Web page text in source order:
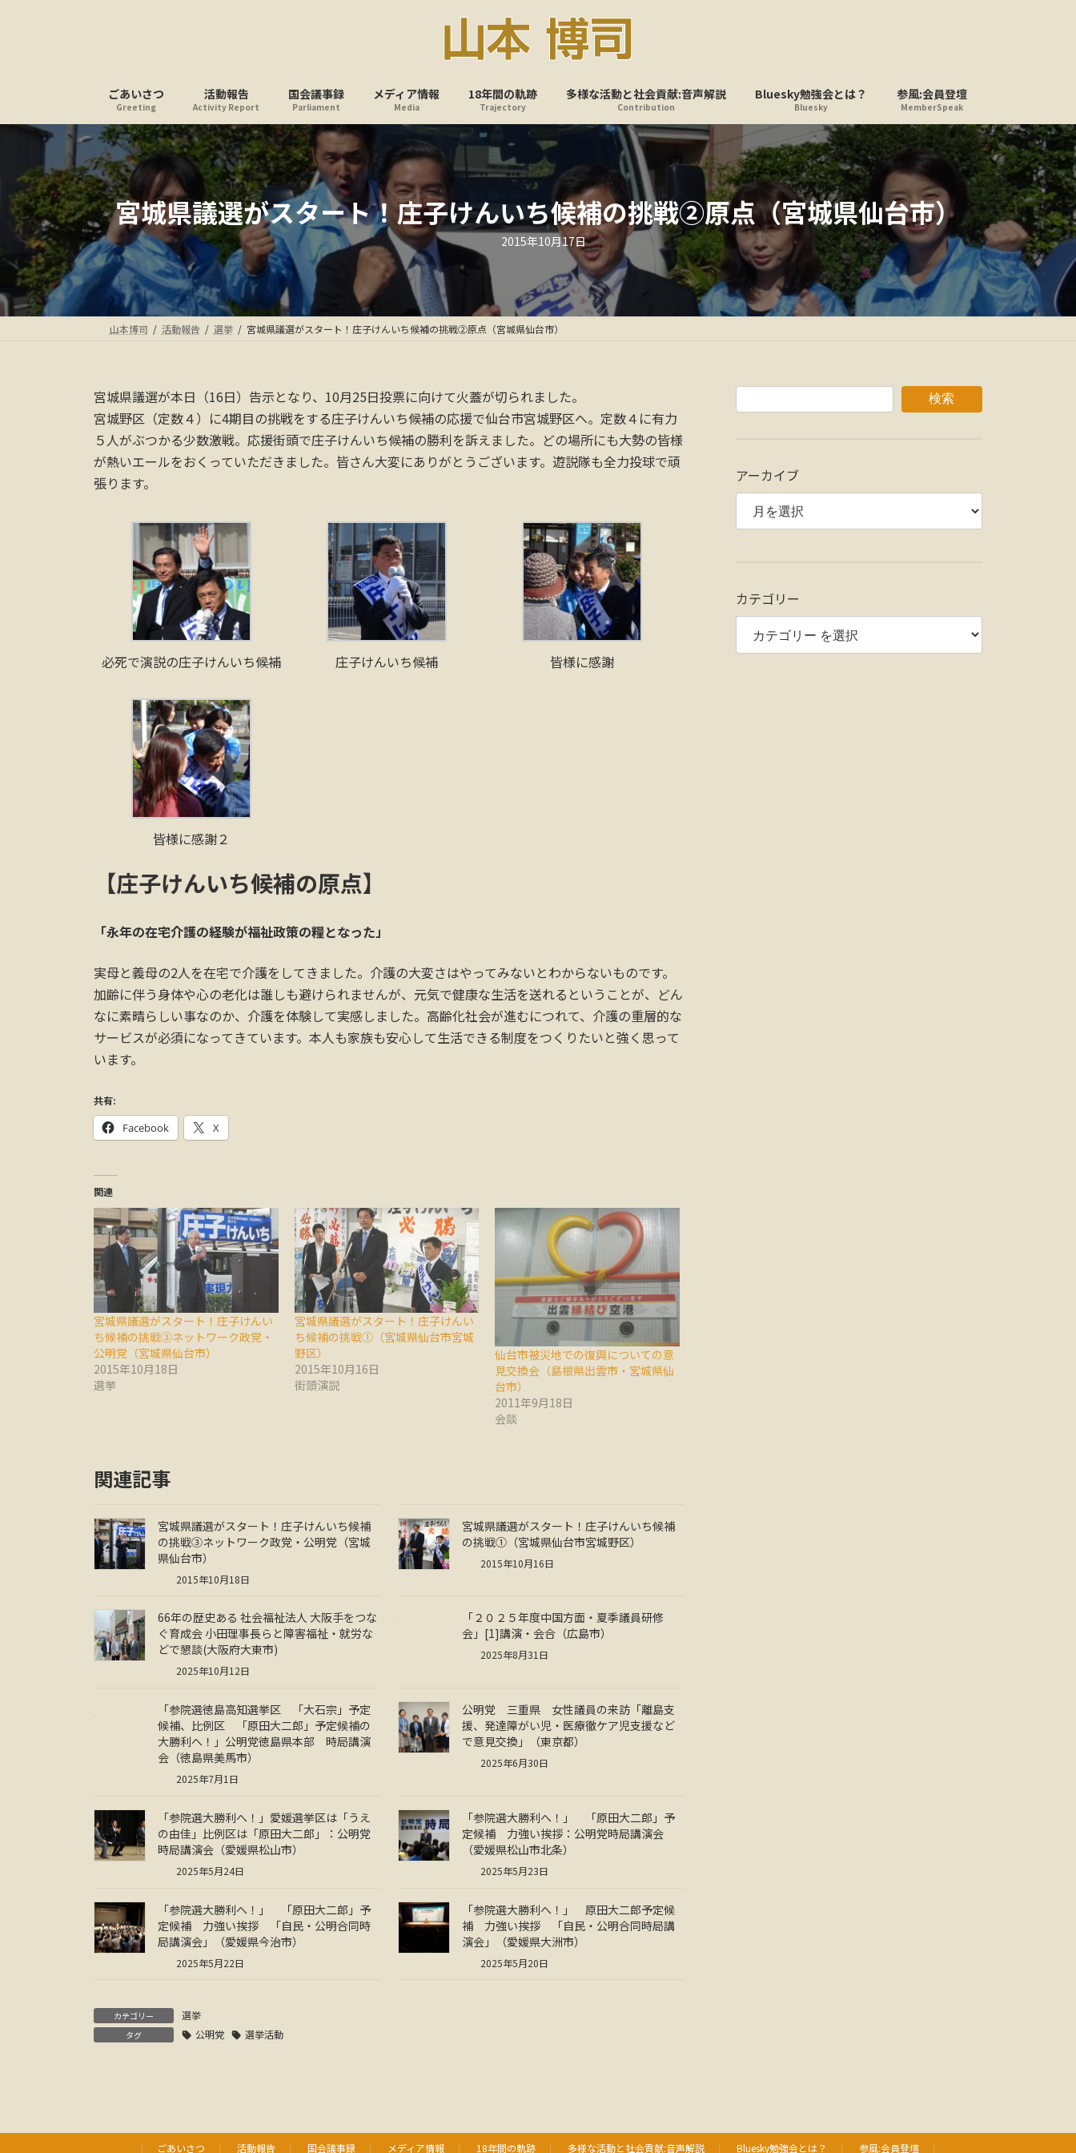
ス
ン
ごあいさつ
Greeting
活動報告
Activity Report
国会議事録
Parliament
メディア情報
Media
18年間の軌跡
Trajectory
多様な活動と社会貢献:音声解説
Contribution
Bluesky勉強会とは？
Bluesky
参風:会員登壇
MemberSpeak
宮城県議選がスタート！庄子けんいち候補の挑戦②原点（宮城県仙台市）
最
終
:
2015年10月17日
山本博司 活動報告 選挙 宮城県議選がスタート！庄子けんいち候補の挑戦②原点（宮城県仙台市）
宮城県議選が本日（16日）告示となり、10月25日投票に向けて火蓋が切られました。
宮城野区（定数４）に4期目の挑戦をする庄子けんいち候補の応援で仙台市宮城野区へ。定数４に有力
５人がぶつかる少数激戦。応援街頭で庄子けんいち候補の勝利を訴えました。どの場所にも大勢の皆様
が熱いエールをおくっていただきました。皆さん大変にありがとうございます。遊説隊も全力投球で頑
張ります。
必死で演説の庄子けんいち候補 庄子けんいち候補 皆様に感謝
皆様に感謝２
【庄子けんいち候補の原点】
「永年の在宅介護の経験が福祉政策の糧となった」
実母と義母の2人を在宅で介護をしてきました。介護の大変さはやってみないとわからないものです。
加齢に伴う身体や心の老化は誰しも避けられませんが、元気で健康な生活を送れるということが、どん
なに素晴らしい事なのか、介護を体験して実感しました。高齢化社会が進むにつれて、介護の重層的な
サービスが必須になってきています。本人も家族も安心して生活できる制度をつくりたいと強く思って
います。
共有:
Facebook X
関連
宮城県議選がスタート！庄子けんい
ち候補の挑戦③ネットワーク政党・
公明党（宮城県仙台市）
2015年10月18日
選挙
宮城県議選がスタート！庄子けんい
ち候補の挑戦①（宮城県仙台市宮城
野区）
2015年10月16日
街頭演説
仙台市被災地での復興についての意
見交換会（島根県出雲市・宮城県仙
台市）
2011年9月18日
会談
関連記事
宮城県議選がスタート！庄子けんいち候補
の挑戦③ネットワーク政党・公明党（宮城
県仙台市）
2015年10月18日
宮城県議選がスタート！庄子けんいち候補
の挑戦①（宮城県仙台市宮城野区）
2015年10月16日
66年の歴史ある 社会福祉法人 大阪手をつな
ぐ育成会 小田理事長らと障害福祉・就労な
どで懇談(大阪府大東市)
2025年10月12日
「２０２５年度中国方面・夏季議員研修
会」[1]講演・会合（広島市）
2025年8月31日
「参院選徳島高知選挙区 「大石宗」予定
候補、比例区 「原田大二郎」予定候補の
大勝利へ！」公明党徳島県本部 時局講演
会（徳島県美馬市）
2025年7月1日
公明党 三重県 女性議員の来訪「離島支
援、発達障がい児・医療徹ケア児支援など
で意見交換」（東京都）
2025年6月30日
「参院選大勝利へ！」愛媛選挙区は「うえ
の由佳」比例区は「原田大二郎」：公明党
時局講演会（愛媛県松山市）
2025年5月24日
「参院選大勝利へ！」 「原田大二郎」予
定候補 力強い挨拶：公明党時局講演会
（愛媛県松山市北条）
2025年5月23日
「参院選大勝利へ！」 「原田大二郎」予
定候補 力強い挨拶 「自民・公明合同時
局講演会」（愛媛県今治市）
2025年5月22日
「参院選大勝利へ！」 原田大二郎予定候
補 力強い挨拶 「自民・公明合同時局講
演会」（愛媛県大洲市）
2025年5月20日
カテゴリー 選挙
タグ 公明党 選挙活動
検索
アーカイブ
カテゴリー
ごあいさつ 活動報告 国会議事録 メディア情報 18年間の軌跡 多様な活動と社会貢献:音声解説 Bluesky勉強会とは？ 参風:会員登壇